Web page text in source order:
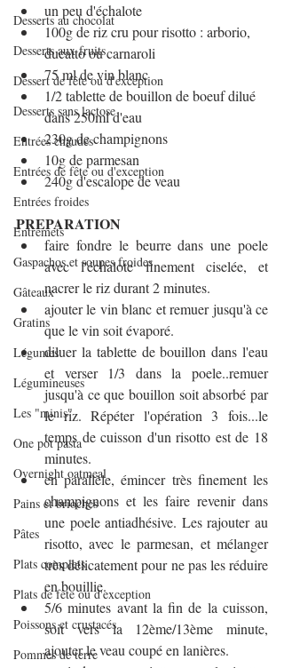
Desserts au chocolat
Desserts aux fruits
Dessert de fête ou d'exception
Desserts sans lactose
Entrées chaudes
Entrées de fête ou d'exception
Entrées froides
Entremets
Gaspachos et soupes froides
Gâteaux
Gratins
Légumes
Légumineuses
Les "minis"
One pot pasta
Overnight oatmeal
Pains et brioches
Pâtes
Plats complets
Plats de fête ou d'exception
Poissons et crustacés
Pommes de terre
un peu d'échalote
100g de riz cru pour risotto : arborio,
ducatto ou carnaroli
75 ml de vin blanc
1/2 tablette de bouillon de boeuf dilué
dans 250ml d'eau
230g de champignons
10g de parmesan
240g d'escalope de veau
PREPARATION
faire fondre le beurre dans une poele
avec l'échalote finement ciselée, et
nacrer le riz durant 2 minutes.
ajouter le vin blanc et remuer jusqu'à ce
que le vin soit évaporé.
diluer la tablette de bouillon dans l'eau
et verser 1/3 dans la poele..remuer
jusqu'à ce que bouillon soit absorbé par
le riz. Répéter l'opération 3 fois...le
temps de cuisson d'un risotto est de 18
minutes.
en parallèle, émincer très finement les
champignons et les faire revenir dans
une poele antiadhésive. Les rajouter au
risotto, avec le parmesan, et mélanger
très délicatement pour ne pas les réduire
en bouillie.
5/6 minutes avant la fin de la cuisson,
soit vers la 12ème/13ème minute,
ajouter le veau coupé en lanières.